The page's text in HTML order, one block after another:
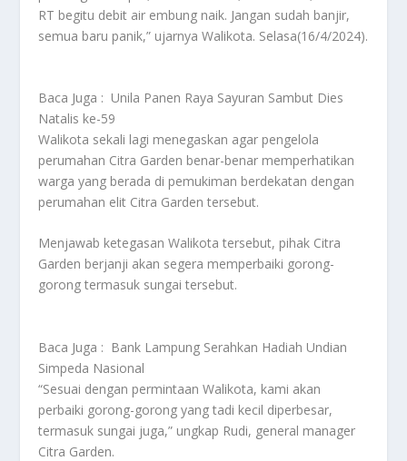
RT begitu debit air embung naik. Jangan sudah banjir,
semua baru panik,” ujarnya Walikota. Selasa(16/4/2024).
Baca Juga : Unila Panen Raya Sayuran Sambut Dies
Natalis ke-59
Walikota sekali lagi menegaskan agar pengelola
perumahan Citra Garden benar-benar memperhatikan
warga yang berada di pemukiman berdekatan dengan
perumahan elit Citra Garden tersebut.
Menjawab ketegasan Walikota tersebut, pihak Citra
Garden berjanji akan segera memperbaiki gorong-
gorong termasuk sungai tersebut.
Baca Juga : Bank Lampung Serahkan Hadiah Undian
Simpeda Nasional
“Sesuai dengan permintaan Walikota, kami akan
perbaiki gorong-gorong yang tadi kecil diperbesar,
termasuk sungai juga,” ungkap Rudi, general manager
Citra Garden.